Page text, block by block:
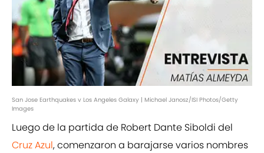
San Jose Earthquakes v Los Angeles Galaxy | Michael Janosz/ISI Photos/Getty
Images
Luego de la partida de Robert Dante Siboldi del
Cruz Azul, comenzaron a barajarse varios nombres